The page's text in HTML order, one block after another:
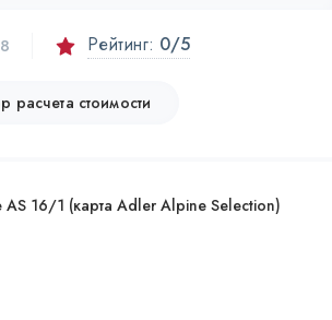
Рейтинг: 0/5
расчета стоимости
16/1 (карта Adler Alpine Selection)